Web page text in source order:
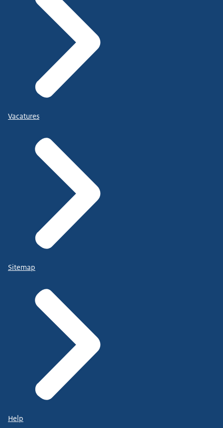
Vacatures
Sitemap
Help